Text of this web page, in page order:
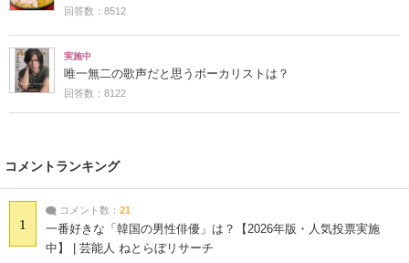
回答数：8512
実施中
唯一無二の歌声だと思うボーカリストは？
回答数：8122
コメントランキング
1
コメント数： 21
一番好きな「韓国の男性俳優」は？【2026年版・人気投票実施
中】 | 芸能人 ねとらぼリサーチ